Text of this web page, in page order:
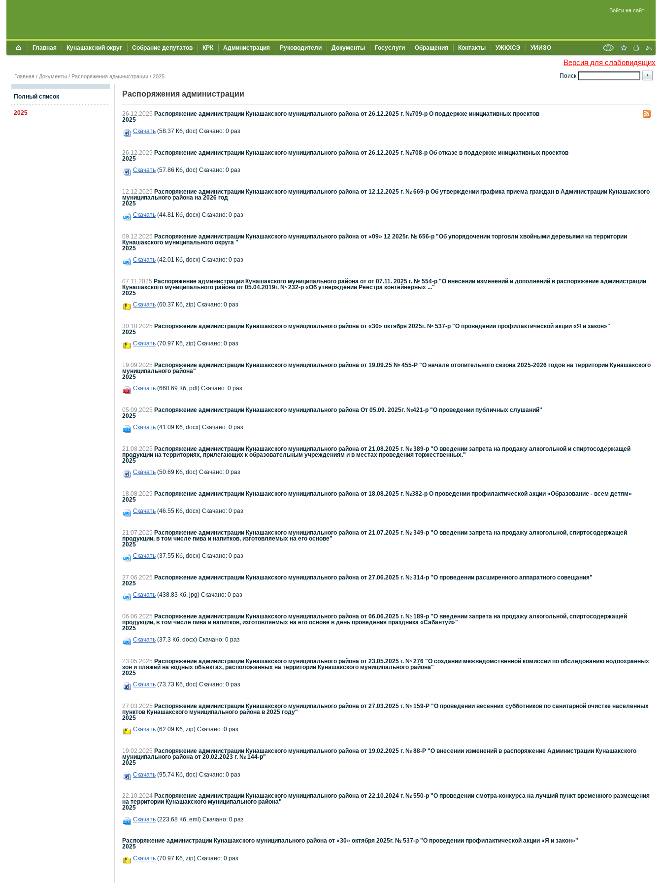
Войти на сайт
Главная Кунашакский округ Собрание депутатов КРК Администрация Руководители Документы Госуслуги Обращения Контакты УЖКХСЭ УИИЗО
Версия для слабовидящих
Поиск
Главная / Документы / Распоряжения администрации / 2025
Полный список
2025
Распоряжения администрации
26.12.2025 Распоряжение администрации Кунашакского муниципального района от 26.12.2025 г. №709-р О поддержке инициативных проектов
2025
Скачать (58.37 Кб, doc) Скачано: 0 раз
26.12.2025 Распоряжение администрации Кунашакского муниципального района от 26.12.2025 г. №708-р Об отказе в поддержке инициативных проектов
2025
Скачать (57.86 Кб, doc) Скачано: 0 раз
12.12.2025 Распоряжение администрации Кунашакского муниципального района от 12.12.2025 г. № 669-р Об утверждении графика приема граждан в Администрации Кунашакского
муниципального района на 2026 год
2025
Скачать (44.81 Кб, docx) Скачано: 0 раз
09.12.2025 Распоряжение администрации Кунашакского муниципального района от «09» 12 2025г. № 656-р "Об упорядочении торговли хвойными деревьями на территории
Кунашакского муниципального округа "
2025
Скачать (42.01 Кб, docx) Скачано: 0 раз
07.11.2025 Распоряжение администрации Кунашакского муниципального района от от 07.11. 2025 г. № 554-р "О внесении изменений и дополнений в распоряжение администрации
Кунашакского муниципального района от 05.04.2019г. № 232-р «Об утверждении Реестра контейнерных ..."
2025
Скачать (60.37 Кб, zip) Скачано: 0 раз
30.10.2025 Распоряжение администрации Кунашакского муниципального района от «30» октября 2025г. № 537-р "О проведении профилактической акции «Я и закон»"
2025
Скачать (70.97 Кб, zip) Скачано: 0 раз
19.09.2025 Распоряжение администрации Кунашакского муниципального района от 19.09.25 № 455-Р "О начале отопительного сезона 2025-2026 годов на территории Кунашакского
муниципального района"
2025
Скачать (660.69 Кб, pdf) Скачано: 0 раз
05.09.2025 Распоряжение администрации Кунашакского муниципального района От 05.09. 2025г. №421-р "О проведении публичных слушаний"
2025
Скачать (41.09 Кб, docx) Скачано: 0 раз
21.08.2025 Распоряжение администрации Кунашакского муниципального района от 21.08.2025 г. № 389-р "О введении запрета на продажу алкогольной и спиртосодержащей
продукции на территориях, прилегающих к образовательным учреждениям и в местах проведения торжественных."
2025
Скачать (50.69 Кб, doc) Скачано: 0 раз
18.08.2025 Распоряжение администрации Кунашакского муниципального района от 18.08.2025 г. №382-р О проведении профилактической акции «Образование - всем детям»
2025
Скачать (46.55 Кб, docx) Скачано: 0 раз
21.07.2025 Распоряжение администрации Кунашакского муниципального района от 21.07.2025 г. № 349-р "О введении запрета на продажу алкогольной, спиртосодержащей
продукции, в том числе пива и напитков, изготовляемых на его основе"
2025
Скачать (37.55 Кб, docx) Скачано: 0 раз
27.06.2025 Распоряжение администрации Кунашакского муниципального района от 27.06.2025 г. № 314-р "О проведении расширенного аппаратного совещания"
2025
Скачать (438.83 Кб, jpg) Скачано: 0 раз
06.06.2025 Распоряжение администрации Кунашакского муниципального района от 06.06.2025 г. № 189-р "О введении запрета на продажу алкогольной, спиртосодержащей
продукции, в том числе пива и напитков, изготовляемых на его основе в день проведения праздника «Сабантуй»"
2025
Скачать (37.3 Кб, docx) Скачано: 0 раз
23.05.2025 Распоряжение администрации Кунашакского муниципального района от 23.05.2025 г. № 276 "О создании межведомственной комиссии по обследованию водоохранных
зон и пляжей на водных объектах, расположенных на территории Кунашакского муниципального района"
2025
Скачать (73.73 Кб, doc) Скачано: 0 раз
27.03.2025 Распоряжение администрации Кунашакского муниципального района от 27.03.2025 г. № 159-Р "О проведении весенних субботников по санитарной очистке населенных
пунктов Кунашакского муниципального района в 2025 году"
2025
Скачать (62.09 Кб, zip) Скачано: 0 раз
19.02.2025 Распоряжение администрации Кунашакского муниципального района от 19.02.2025 г. № 88-Р "О внесении изменений в распоряжение Администрации Кунашакского
муниципального района от 20.02.2023 г. № 144-р"
2025
Скачать (95.74 Кб, doc) Скачано: 0 раз
22.10.2024 Распоряжение администрации Кунашакского муниципального района от 22.10.2024 г. № 550-р "О проведении смотра-конкурса на лучший пункт временного размещения
на территории Кунашакского муниципального района"
2025
Скачать (223.68 Кб, eml) Скачано: 0 раз
Распоряжение администрации Кунашакского муниципального района от «30» октября 2025г. № 537-р "О проведении профилактической акции «Я и закон»"
2025
Скачать (70.97 Кб, zip) Скачано: 0 раз